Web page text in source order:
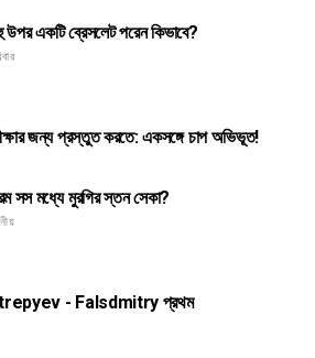
উপর একটি ব্রেসলেট পরেন কিভাবে?
জন্য প্রস্তুত করতে: একসঙ্গে চাপ অভিভূত!
সস মধ্যে মুরগির স্তন সেকা?
- Falsdmitry প্রথম